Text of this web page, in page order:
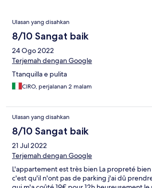
Ulasan
Ulasan yang disahkan
8/10 Sangat baik
24 Ogo 2022
Terjemah dengan Google
Ttanquilla e pulita
CIRO, perjalanan 2 malam
Ulasan yang disahkan
8/10 Sangat baik
21 Jul 2022
Terjemah dengan Google
L'appartement est très bien La propreté
c'est qu'il n'ont pas de parking j'ai dû